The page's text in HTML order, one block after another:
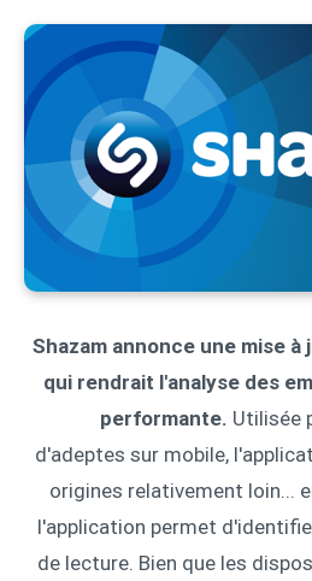
Shazam annonce une mise
qui rendrait l'analyse des
performante. Utilisée
d'adeptes sur mobile,
origines relativement loin...
l'application permet
de lecture. Bien que les